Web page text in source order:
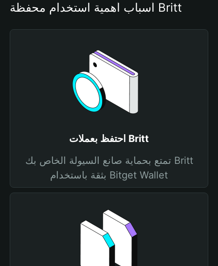
أسباب أهمية استخدام محفظة Britt
احتفظ بعملات Britt
تمتع بحماية صانع السيولة الخاص بك Britt
بثقة باستخدام Bitget Wallet